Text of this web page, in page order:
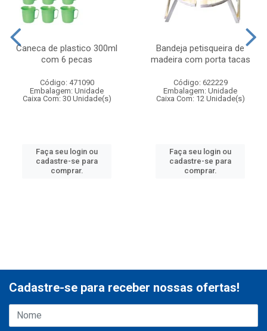
Caneca de plastico 300ml
com 6 pecas
Código: 471090
Embalagem: Unidade
Caixa Com: 30 Unidade(s)
Faça seu login ou
cadastre-se para
comprar.
Bandeja petisqueira de
madeira com porta tacas
Código: 622229
Embalagem: Unidade
Caixa Com: 12 Unidade(s)
Faça seu login ou
cadastre-se para
comprar.
Cadastre-se para receber nossas ofertas!